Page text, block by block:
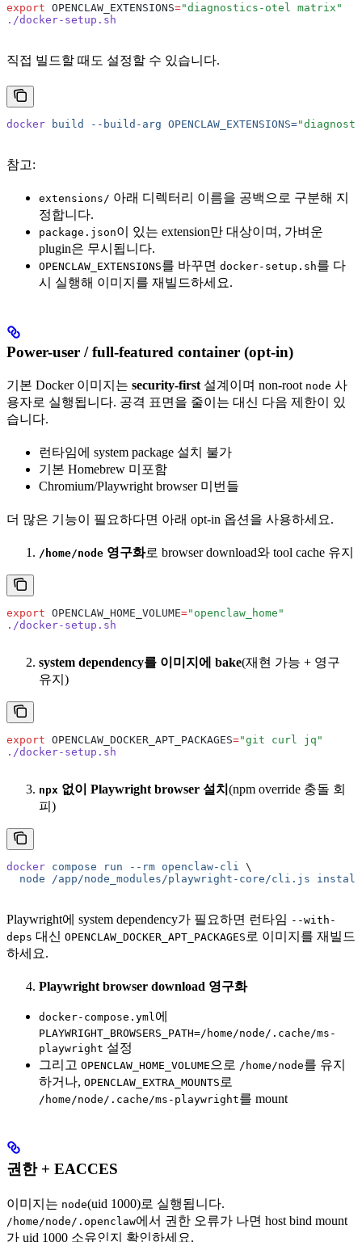
export OPENCLAW_EXTENSIONS="diagnostics-otel matrix"
./docker-setup.sh
직접 빌드할 때도 설정할 수 있습니다.
docker build --build-arg OPENCLAW_EXTENSIONS=
참고:
extensions/ 아래 디렉터리 이름을 공백으로 구분해 지
정합니다.
package.json이 있는 extension만 대상이며, 가벼운
plugin은 무시됩니다.
OPENCLAW_EXTENSIONS를 바꾸면 docker-setup.sh를 다
시 실행해 이미지를 재빌드하세요.
Power-user / full-featured container (opt-in)
기본 Docker 이미지는 security-first 설계이며 non-root node 사
용자로 실행됩니다. 공격 표면을 줄이는 대신 다음 제한이 있
습니다.
런타임에 system package 설치 불가
기본 Homebrew 미포함
Chromium/Playwright browser 미번들
더 많은 기능이 필요하다면 아래 opt-in 옵션을 사용하세요.
/home/node 영구화로 browser download와 tool cache 유지
export OPENCLAW_HOME_VOLUME="openclaw_home"
./docker-setup.sh
system dependency를 이미지에 bake(재현 가능 + 영구
유지)
export OPENCLAW_DOCKER_APT_PACKAGES="git curl jq"
./docker-setup.sh
npx 없이 Playwright browser 설치 (npm override 충돌 회
피)
docker compose run --rm openclaw-cli
\
  node
/app/node_modules/playwright-core/cli.js install
Playwright에 system dependency가 필요하면 런타임 --with-
deps 대신 OPENCLAW_DOCKER_APT_PACKAGES 로 이미지를 재빌드
하세요.
Playwright browser download 영구화
docker-compose.yml 에
PLAYWRIGHT_BROWSERS_PATH=/home/node/.cache/ms-
playwright 설정
그리고 OPENCLAW_HOME_VOLUME 으로 /home/node를 유지
하거나, OPENCLAW_EXTRA_MOUNTS 로
/home/node/.cache/ms-playwright를 mount
권한 + EACCES
이미지는 node(uid 1000)로 실행됩니다.
/home/node/.openclaw에서 권한 오류가 나면 host bind mount
가 uid 1000 소유인지 확인하세요.